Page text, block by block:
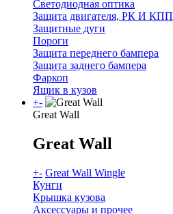
Светодиодная оптика
Защита двигателя, РК И КПП
Защитные дуги
Пороги
Защита переднего бампера
Защита заднего бампера
Фаркоп
Ящик в кузов
+-
Great Wall
Great Wall
+- Great Wall Wingle
Кунги
Крышка кузова
Аксессуары и прочее